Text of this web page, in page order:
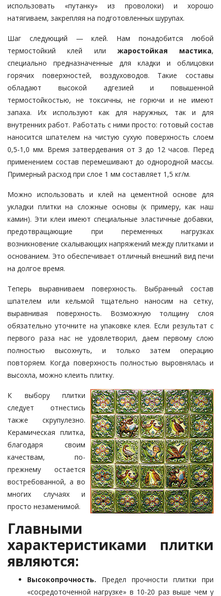
использовать «путанку» из проволоки) и хорошо
натягиваем, закрепляя на подготовленных шурупах.
Шаг следующий — клей. Нам понадобится любой
термостойкий клей или жаростойкая мастика,
специально предназначенные для кладки и облицовки
горячих поверхностей, воздуховодов. Такие составы
обладают высокой адгезией и повышенной
термостойкостью, не токсичны, не горючи и не имеют
запаха. Их используют как для наружных, так и для
внутренних работ. Работать с ними просто: готовый состав
наносится шпателем на чистую сухую поверхность слоем
0,5-1,0 мм. Время затвердевания от 3 до 12 часов. Перед
применением состав перемешивают до однородной массы.
Примерный расход при слое 1 мм составляет 1,5 кг/м.
Можно использовать и клей на цементной основе для
укладки плитки на сложные основы (к примеру, как наш
камин). Эти клеи имеют специальные эластичные добавки,
предотвращающие при переменных нагрузках
возникновение скалывающих напряжений между плитками и
основанием. Это обеспечивает отличный внешний вид печи
на долгое время.
Теперь выравниваем поверхность. Выбранный состав
шпателем или кельмой тщательно наносим на сетку,
выравнивая поверхность. Возможную толщину слоя
обязательно уточните на упаковке клея. Если результат с
первого раза нас не удовлетворил, даем первому слою
полностью высохнуть, и только затем операцию
повторяем. Когда поверхность полностью выровнялась и
высохла, можно клеить плитку.
К выбору плитки
следует отнестись
также скрупулезно.
Керамическая плитка,
благодаря своим
качествам, по-
прежнему остается
востребованной, а во
многих случаях и
просто незаменимой.
Главными
характеристиками плитки
являются:
Высокопрочность. Предел прочности плитки при
«сосредоточенной нагрузке» в 10-20 раз выше чем у